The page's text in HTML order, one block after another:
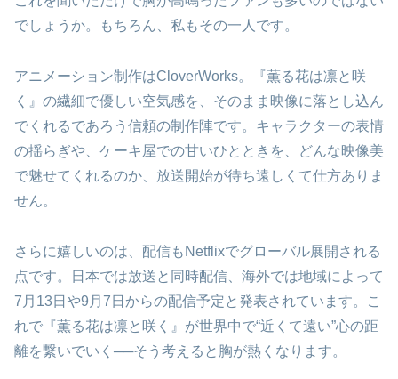
でしょうか。もちろん、私もその一人です。
アニメーション制作はCloverWorks。『薫る花は凛と咲
く』の繊細で優しい空気感を、そのまま映像に落とし込ん
でくれるであろう信頼の制作陣です。キャラクターの表情
の揺らぎや、ケーキ屋での甘いひとときを、どんな映像美
で魅せてくれるのか、放送開始が待ち遠しくて仕方ありま
せん。
さらに嬉しいのは、配信もNetflixでグローバル展開される
点です。日本では放送と同時配信、海外では地域によって
7月13日や9月7日からの配信予定と発表されています。こ
れで『薫る花は凛と咲く』が世界中で“近くて遠い”心の距
離を繋いでいく──そう考えると胸が熱くなります。